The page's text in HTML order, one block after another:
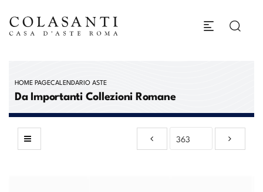
HOME PAGECALENDARIO ASTE
Da Importanti Collezioni Romane